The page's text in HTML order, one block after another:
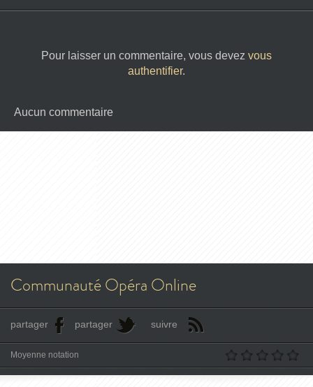
Pour laisser un commentaire, vous devez vous
authentifier.
Aucun commentaire
Communauté Opéra Online
partager partager suivre
Moyenne notation